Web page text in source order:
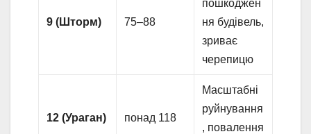
9 (Шторм) 75–88
пошкоджен
ня будівель,
зриває
черепицю
12 (Ураган) понад 118
Масштабні
руйнування
, повалення